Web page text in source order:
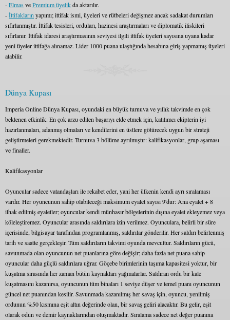
-Elmas vePremium üyelikda aktarılır.
-İttifakların yapımı; ittifak ismi, üyeleri ve rütbeleri değişmez ancak sadakat durumları
sıfırlanmıştır. İttifak tesisleri, orduları, hazinesi araştırmaları ve diplomatik iliskileri
sıfırlanır. İttifak idaresi araştırmasının seviyesi ilgili ittifak üyeleri sayısına uyana kadar
yeni üyeler ittifağa alınamaz. Lider 1000 puana ulaştığında hesabına giriş yapmamış üyeleri
atabilir.
Dünya Kupası
Imperia Online Dünya Kupası, oyundaki en büyük turnuva ve yıllık takvimde en çok
beklenen etkinlik. En çok arzu edilen başarıyı elde etmek için, katılımcı ekiplerin iyi
hazırlanmaları, adanmış olmaları ve kendilerini en üstlere götürecek uygun bir strateji
geliştirmeleri gerekmektedir. Turnuva 3 bölüme ayrılmıştır: kalifikasyonlar, grup aşaması
ve finaller.
Kalifikasyonlar
Oyuncular sadece vatandaşları ile rekabet eder, yani her ülkenin kendi ayrı sıralaması
vardır. Her oyuncunun sahip olabileceği maksimum eyalet sayısı 9'dur: Ana eyalet + 8
ilhak edilmiş eyaletler; oyuncular kendi münhasır bölgelerinin dışına eyalet ekleyemez veya
köleleştiremez. Oyuncular arasında saldırılara izin verilmez. Oyunculara, belirli bir süre
içerisinde, bilgisayar tarafından programlanmış, saldırılar gönderilir. Her saldırı belirlenmiş
tarih ve saatte gerçekleşir. Tüm saldırıların takvimi oyunda mevcuttur. Saldırıların gücü,
savunmada olan oyuncunun net puanlarına göre değişir; daha fazla net puana sahip
oyuncular daha güçlü saldırılara uğrar. Göçebe birimlerinin taşıma kapasitesi yoktur, bir
kuşatma sırasında her zaman bütün kaynakları yağmalarlar. Saldıran ordu bir kale
kuşatmasını kazanırsa, oyuncunun tüm binaları 1 seviye düşer ve temel puanı oyuncunun
güncel net puanından kesilir. Savunmada kazanılmış her savaş için, oyuncu, yenilmiş
ordunun %50 kısmına eşit altın değerinde olan, bir savaş geliri alacaktır. Bu gelir, eşit
olarak odun ve demir kaynaklarından oluşmaktadır. Sıralama sadece net değer puanına